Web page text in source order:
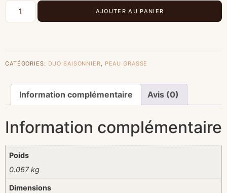
AJOUTER AU PANIER
CATÉGORIES: DUO SAISONNIER PEAU GRASSE
Information complémentaire Avis (0)
Information complémentaire
Poids
0.067 kg
Dimensions